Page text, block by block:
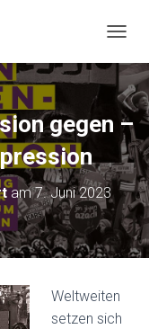
gegen –
am7. Juni 2023
Weltweiten
setzen sich